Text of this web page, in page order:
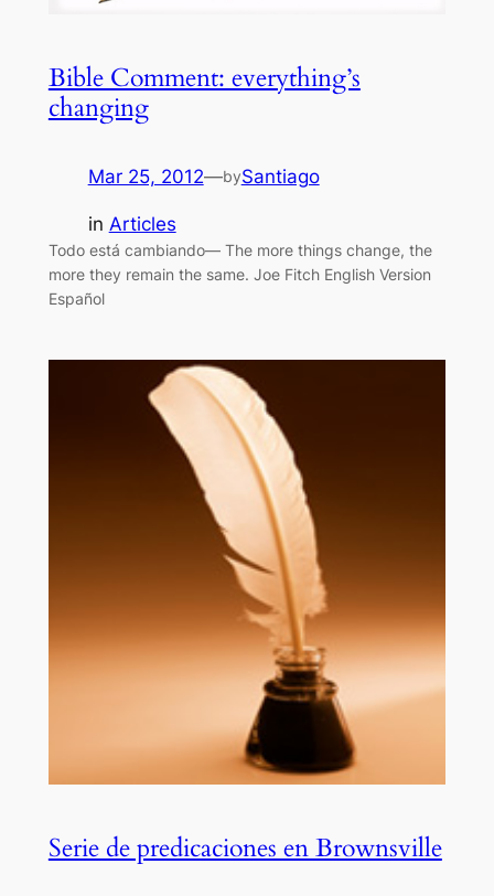
Bible Comment: everything’s
changing
Mar 25, 2012—bySantiago
in Articles
Todo está cambiando— The more things change, the
more they remain the same. Joe Fitch English Version
Español
Serie de predicaciones en Brownsville